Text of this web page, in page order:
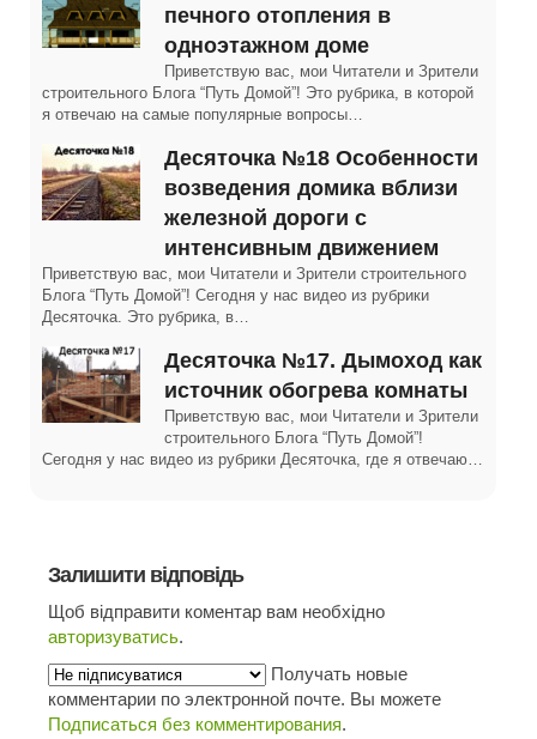
печного отопления в
одноэтажном доме
Приветствую вас, мои Читатели и Зрители
строительного Блога “Путь Домой”! Это рубрика, в которой
я отвечаю на самые популярные вопросы…
Десяточка №18 Особенности
возведения домика вблизи
железной дороги с
интенсивным движением
Приветствую вас, мои Читатели и Зрители строительного
Блога “Путь Домой”! Сегодня у нас видео из рубрики
Десяточка. Это рубрика, в…
Десяточка №17. Дымоход как
источник обогрева комнаты
Приветствую вас, мои Читатели и Зрители
строительного Блога “Путь Домой”!
Сегодня у нас видео из рубрики Десяточка, где я отвечаю…
Залишити відповідь
Щоб відправити коментар вам необхідно
авторизуватись.
Получать новые
комментарии по электронной почте. Вы можете
Подписаться без комментирования.